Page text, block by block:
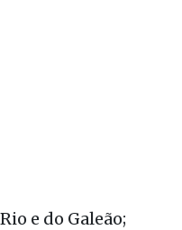
e do Galeão;